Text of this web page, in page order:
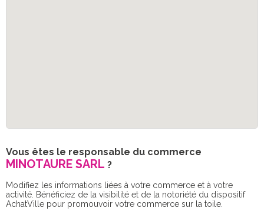
Vous êtes le responsable du commerce
MINOTAURE SARL ?
Modifiez les informations liées à votre commerce et à votre
activité. Bénéficiez de la visibilité et de la notoriété du dispositif
AchatVille pour promouvoir votre commerce sur la toile.